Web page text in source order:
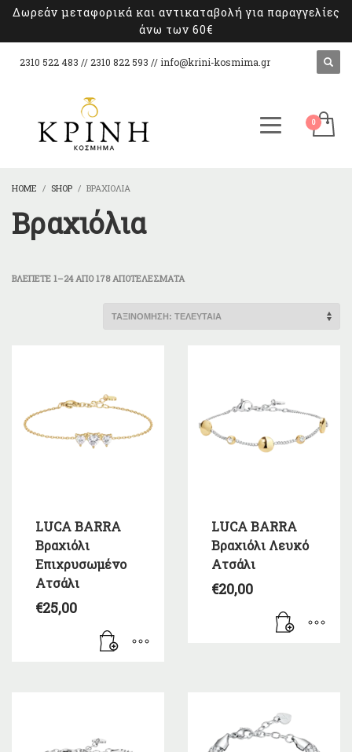
Δωρεάν μεταφορικά και αντικαταβολή για παραγγελίες
άνω των 60€
2310 522 483 // 2310 822 593 // info@krini-kosmima.gr
HOME SHOP ΒΡΑΧΙΌΛΙΑ
Βραχιόλια
ΒΛΈΠΕΤΕ 1–24 ΑΠΌ 178 ΑΠΟΤΕΛΈΣΜΑΤΑSORTED
LATEST
LUCA BARRA
Βραχιόλι
Επιχρυσωμένο
Ατσάλι
€25,00
LUCA BARRA
Βραχιόλι Λευκό
Ατσάλι
€20,00